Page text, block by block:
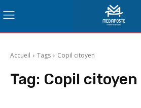
Accueil Tags Copil citoyen
Tag: Copil citoyen